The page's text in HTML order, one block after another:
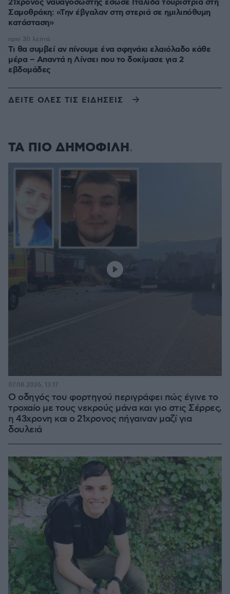
21χρονος ναυαγοσώστης έσωσε Ιταλίδα τουρίστρια στη
Σαμοθράκη: «Την έβγαλαν στη στεριά σε ημιλιπόθυμη
κατάσταση»
Τι θα συμβεί αν πίνουμε ένα σφηνάκι ελαιόλαδο κάθε
μέρα – Απαντά η Λίνσει που το δοκίμασε για 2
εβδομάδες
πριν 30 λεπτά
ΔΕΙΤΕ ΟΛΕΣ ΤΙΣ ΕΙΔΗΣΕΙΣ
ΤΑ ΠΙΟ ΔΗΜΟΦΙΛΗ
Ο οδηγός του φορτηγού περιγράφει πώς έγινε το
τροχαίο με τους νεκρούς μάνα και γιο στις Σέρρες,
η 43χρονη και ο 21χρονος πήγαιναν μαζί για
δουλειά
07.08.2026, 13:17